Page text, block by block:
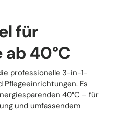
für
40°C
professionelle 3-in-1-
Pflegeeinrichtungen. Es
40°C – für
und umfassendem